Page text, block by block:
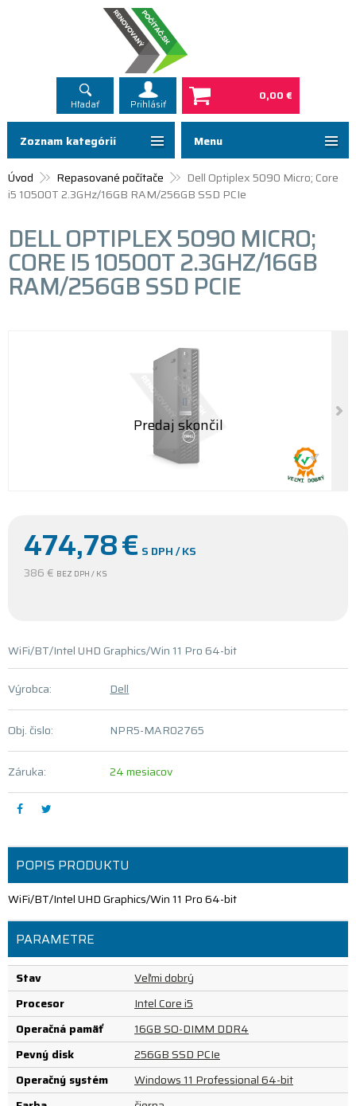
Hľadať Prihlásiť
0,00 €
Menu
Úvod Repasované počítače
Dell Optiplex 5090 Micro; Core
i5 10500T 2.3GHz/16GB RAM/256GB SSD PCIe
DELL OPTIPLEX 5090 MICRO;
CORE I5 10500T 2.3GHZ/16GB
RAM/256GB SSD PCIE
474,78€ S DPH / KS
386 € BEZ DPH / KS
WiFi/BT/Intel UHD Graphics/Win 11 Pro 64-bit
Výrobca: Dell
Obj. čislo: NPR5-MAR02765
Záruka: 24 mesiacov
POPIS PRODUKTU
WiFi/BT/Intel UHD Graphics/Win 11 Pro 64-bit
PARAMETRE
Stav
Veľmi dobrý
Procesor
Intel Core i5
Operačná pamäť
16GB SO-DIMM DDR4
Pevný disk
256GB SSD PCIe
Operačný systém
Windows 11 Professional 64-bit
Zoznam kategórií